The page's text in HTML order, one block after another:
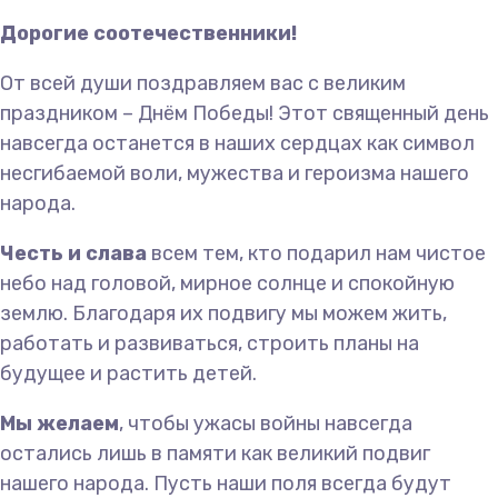
Дорогие соотечественники!
От всей души поздравляем вас с великим
праздником – Днём Победы! Этот священный день
навсегда останется в наших сердцах как символ
несгибаемой воли, мужества и героизма нашего
народа.
Честь и слава всем тем, кто подарил нам чистое
небо над головой, мирное солнце и спокойную
землю. Благодаря их подвигу мы можем жить,
работать и развиваться, строить планы на
будущее и растить детей.
Мы желаем, чтобы ужасы войны навсегда
остались лишь в памяти как великий подвиг
нашего народа. Пусть наши поля всегда будут